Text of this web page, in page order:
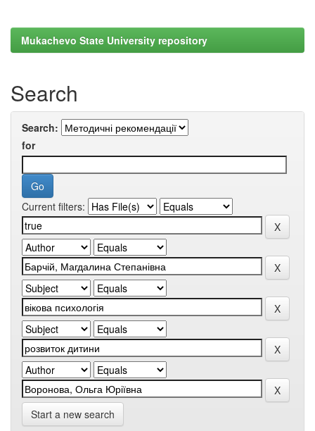
Mukachevo State University repository
Search
Search:
for
Current filters:
Start a new search